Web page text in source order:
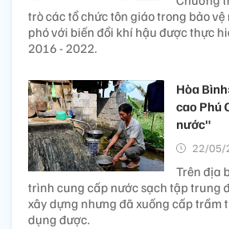
trò các tổ chức tôn giáo trong bảo
phó với biến đổi khí hậu được thực
2016 - 2022.
Hòa
cao Phú
nước"
22/05/
Trên địa
trình cung cấp nước sạch tập trung
xây dựng nhưng đã xuống cấp trầm
dụng được.